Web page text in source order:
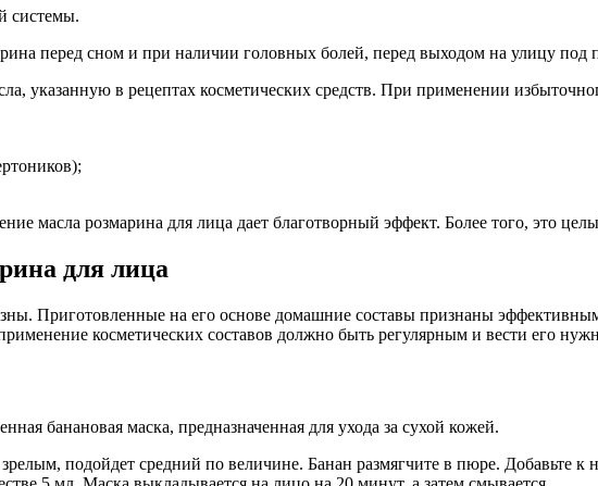
системы.
перед сном и при наличии головных болей, перед выходом на улицу под
указанную в рецептах косметических средств. При применении
масла розмарина для лица дает благотворный эффект. Более того, это
для лица
Приготовленные на его основе домашние составы признаны
косметических составов должно быть регулярным и вести его
банановая маска, предназначенная для ухода за сухой кожей.
подойдет средний по величине. Банан размягчите в пюре. Добавьте к